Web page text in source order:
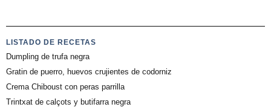
LISTADO DE RECETAS
Dumpling de trufa negra
Gratin de puerro, huevos crujientes de codorniz
Crema Chiboust con peras parrilla
Trintxat de calçots y butifarra negra